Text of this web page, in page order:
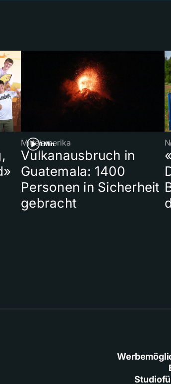
1 Min
Mittelamerika
Vulkanausbruch in
Guatemala: 1400
Personen in Sicherheit
gebracht